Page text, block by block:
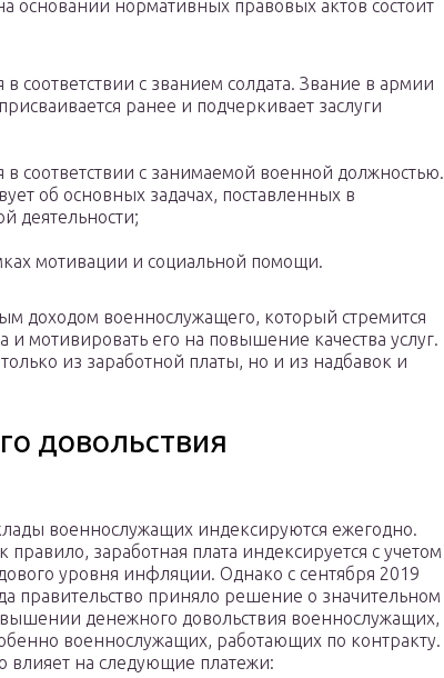
основании нормативных правовых актов состоит
в соответствии с званием солдата. Звание в армии
ранее и подчеркивает заслуги
в соответствии с занимаемой военной должностью.
об основных задачах, поставленных в
деятельности;
мотивации и социальной помощи.
доходом военнослужащего, который стремится
мотивировать его на повышение качества услуг.
из заработной платы, но и из надбавок и
довольствия
военнослужащих индексируются ежегодно.
правило, заработная плата индексируется с учетом
уровня инфляции. Однако с сентября 2019
правительство приняло решение о значительном
денежного довольствия военнослужащих,
военнослужащих, работающих по контракту.
влияет на следующие платежи: